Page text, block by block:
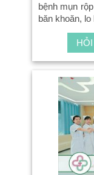
bệnh mụn
băn khoăn,